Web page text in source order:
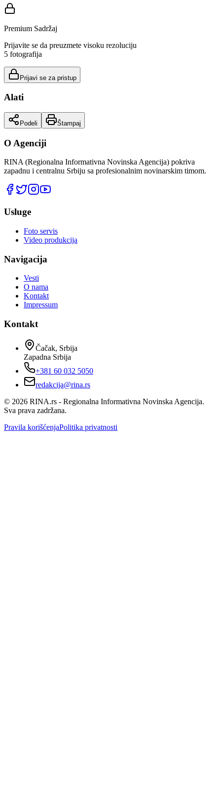
Premium Sadržaj
Prijavite se da preuzmete visoku rezoluciju
5 fotografija
Prijavi se za pristup
Alati
Podeli Štampaj
O Agenciji
RINA (Regionalna Informativna Novinska Agencija) pokriva
zapadnu i centralnu Srbiju sa profesionalnim novinarskim timom.
Usluge
Foto servis
Video produkcija
Navigacija
Vesti
O nama
Kontakt
Impressum
Kontakt
Čačak, Srbija
Zapadna Srbija
+381 60 032 5050
redakcija@rina.rs
© 2026 RINA.rs - Regionalna Informativna Novinska Agencija.
Sva prava zadržana.
Pravila korišćenjaPolitika privatnosti